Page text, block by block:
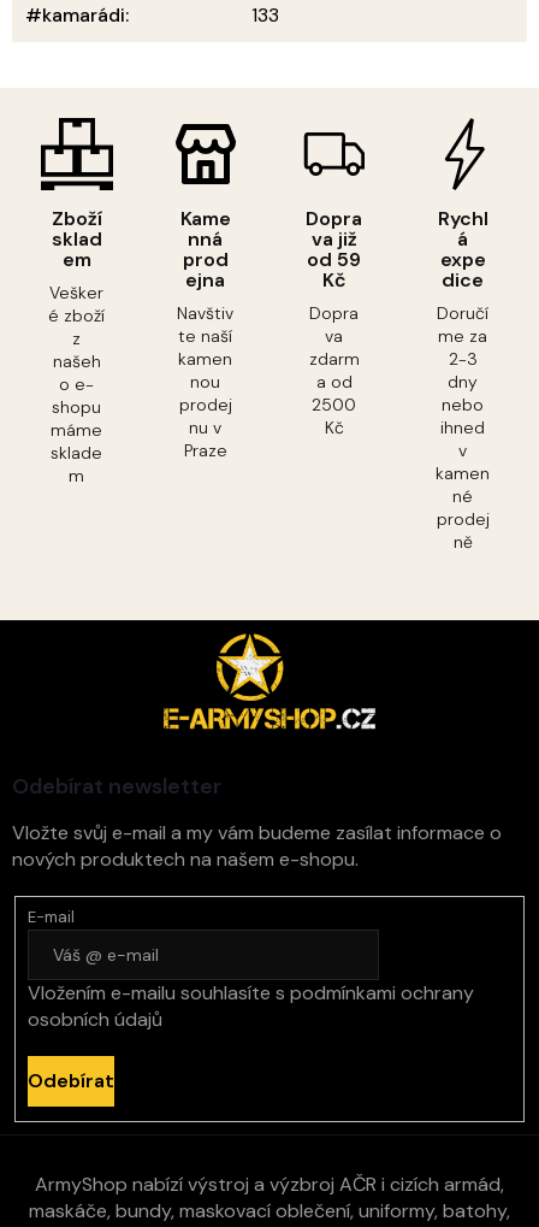
Zboží
sklad
em
Vešker
é zboží
z
našeh
o e-
shopu
máme
sklade
m
Kame
nná
prod
ejna
Navštiv
te naší
kamen
nou
prodej
nu v
Praze
Dopra
va již
od 59
Kč
Dopra
va
zdarm
a od
2500
Kč
Rychl
á
expe
dice
Doručí
me za
2-3
dny
nebo
ihned
v
kamen
né
prodej
ně
#kamarádi: 133
Odebírat newsletter
Vložte svůj e-mail a my vám budeme zasílat informace o
nových produktech na našem e-shopu.
E-mail
Vložením e-mailu souhlasíte s podmínkami ochrany
osobních údajů
Odebírat
ArmyShop nabízí výstroj a výzbroj AČR i cizích armád,
maskáče, bundy, maskovací oblečení, uniformy, batohy,